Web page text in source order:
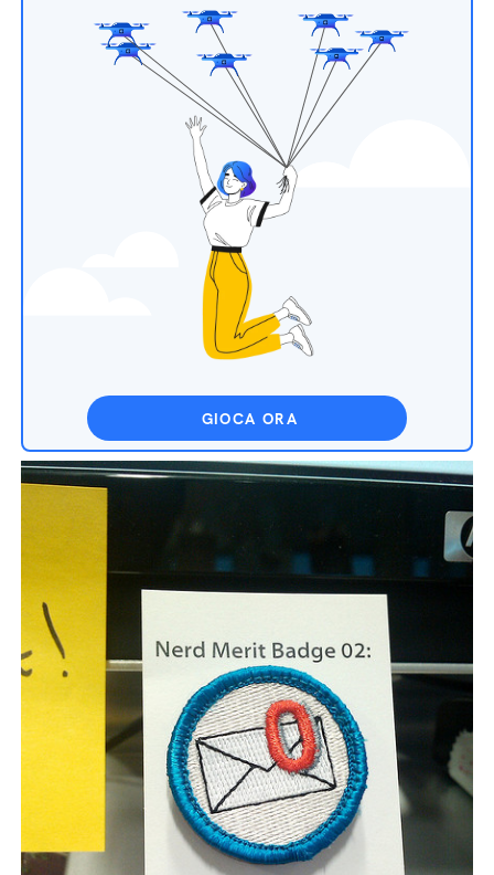
GIOCA ORA